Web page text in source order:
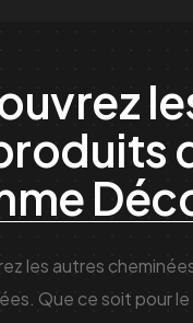
les autres
Que ce soit pour